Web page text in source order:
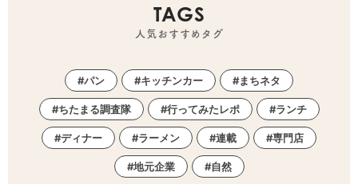
TAGS
人気おすすめタグ
パン キッチンカー まちネタ
ちたまる調査隊 行ってみたレポ ランチ
ディナー ラーメン 連載 専門店
地元企業 自然